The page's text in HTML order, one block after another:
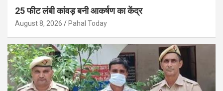
25 फीट लंबी कांवड़ बनी आकर्षण का केंद्र
August 8, 2026 Pahal Today